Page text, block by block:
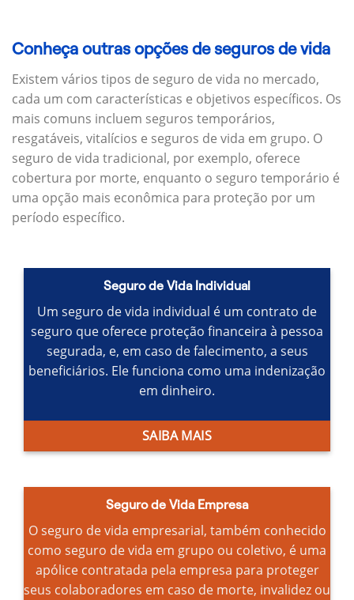
Conheça outras opções de seguros de vida
Existem vários tipos de seguro de vida no mercado,
cada um com características e objetivos específicos. Os
mais comuns incluem seguros temporários,
resgatáveis, vitalícios e seguros de vida em grupo. O
seguro de vida tradicional, por exemplo, oferece
cobertura por morte, enquanto o seguro temporário é
uma opção mais econômica para proteção por um
período específico.
Seguro de Vida Individual
Um seguro de vida individual é um contrato de
seguro que oferece proteção financeira à pessoa
segurada, e, em caso de falecimento, a seus
beneficiários. Ele funciona como uma indenização
em dinheiro.
SAIBA MAIS
Seguro de Vida Empresa
O seguro de vida empresarial, também conhecido
como seguro de vida em grupo ou coletivo, é uma
apólice contratada pela empresa para proteger
seus colaboradores em caso de morte, invalidez ou